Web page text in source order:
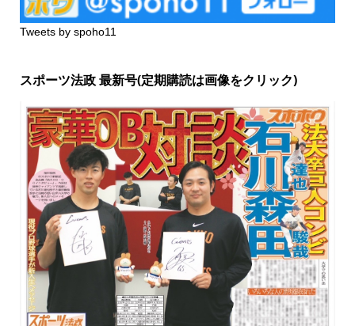
Tweets by spoho11
スポーツ法政 最新号(定期購読は画像をクリック)